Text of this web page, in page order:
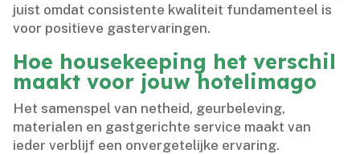
juist omdat consistente kwaliteit fundamenteel is
voor positieve gastervaringen.​
Hoe housekeeping het verschil
maakt voor jouw hotelimago
Het samenspel van netheid, geurbeleving,
materialen en gastgerichte service maakt van
ieder verblijf een onvergetelijke ervaring.​